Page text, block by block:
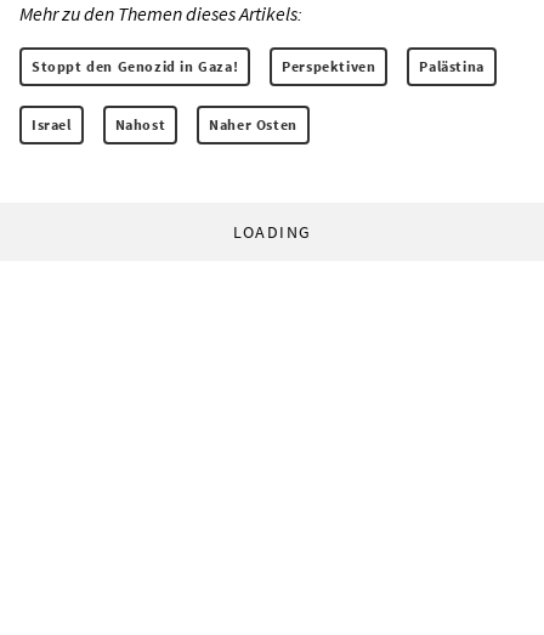
Mehr zu den Themen dieses Artikels:
Stoppt den Genozid in Gaza! Perspektiven Palästina
Israel Nahost Naher Osten
LOADING